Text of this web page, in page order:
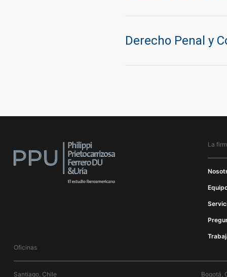
Derecho Penal y
La
Oficinas
Santiago, Chile Bogotá,